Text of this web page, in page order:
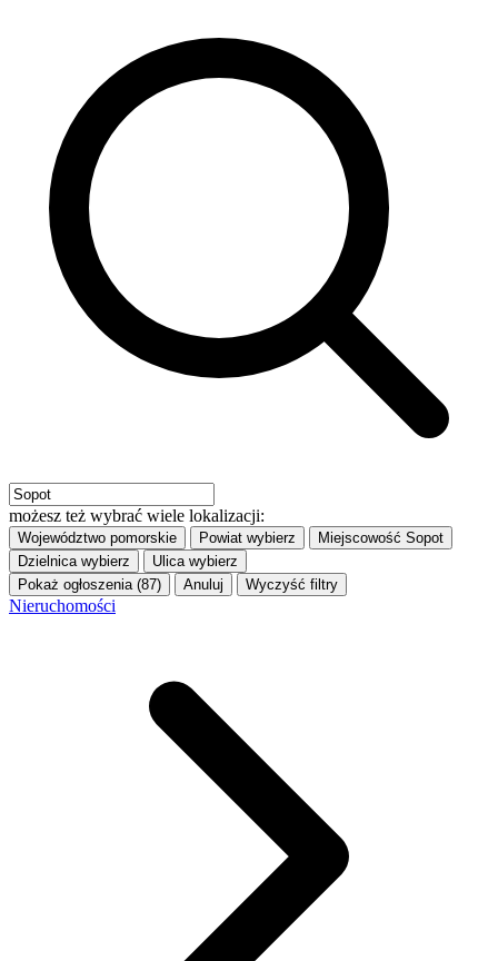
możesz też wybrać wiele lokalizacji:
Województwo pomorskie Powiat wybierz Miejscowość Sopot
Dzielnica wybierz Ulica wybierz
Pokaż ogłoszenia (87)
Anuluj Wyczyść filtry
Nieruchomości